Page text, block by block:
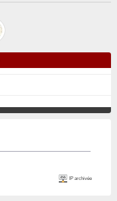
IP archivée